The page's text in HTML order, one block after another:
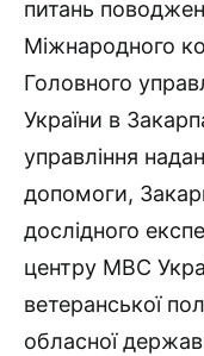
питань
Міжнародного
Головного
України в
управління
допомоги,
дослідного
центру МВС
ветеранської
обласної